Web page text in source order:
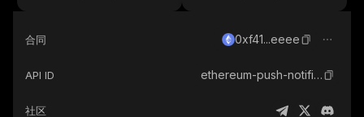
合同 0xf41...eeee
API ID ethereum-push-notification-service
社区